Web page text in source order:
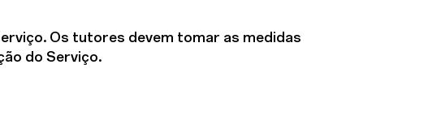
Os tutores devem tomar as medidas
do Serviço.